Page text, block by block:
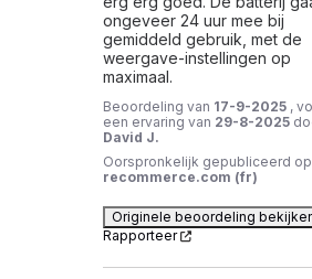
ongeveer 24 uur mee bij
gemiddeld gebruik, met de
weergave-instellingen op
maximaal.
Beoordeling van 17-9-2025 ,
een ervaring van 29-8-2025
David J.
Oorspronkelijk gepubliceerd op
recommerce.com (fr)
Originele beoordeling
Rapporteer